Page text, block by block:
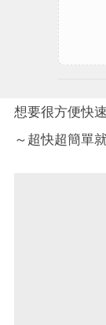
想要很方便快
～超快超簡單